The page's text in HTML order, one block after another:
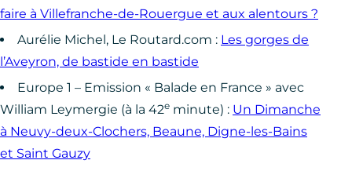
faire à Villefranche-de-Rouergue et aux alentours ?
Aurélie Michel, Le Routard.com : Les gorges de
l’Aveyron, de bastide en bastide
Europe 1 – Emission « Balade en France » avec
William Leymergie (à la 42e minute) : Un Dimanche
à Neuvy-deux-Clochers, Beaune, Digne-les-Bains
et Saint Gauzy